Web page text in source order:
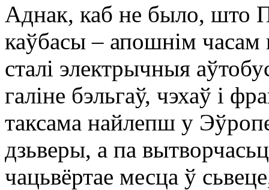
Аднак, каб не было, што
каўбасы – апошнім часам
сталі электрычныя
галіне бэльгаў, чэхаў і
таксама найлепш у
дзьверы, а па
чацьвёртае месца ў